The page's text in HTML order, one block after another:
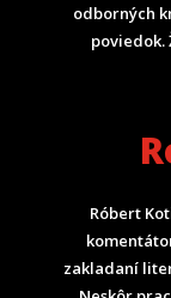
odborných
poviedok.
Róbert
zakladaní